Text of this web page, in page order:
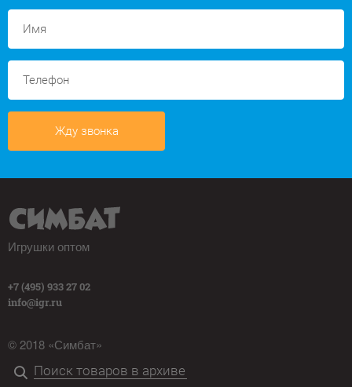
Жду звонка
Игрушки оптом
+7 (495) 933 27 02
info@igr.ru
© 2018 «Симбат»